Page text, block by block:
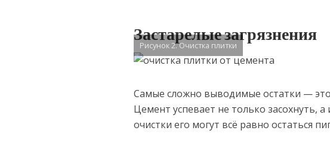
Застарелые загрязнения
Рисунок 2. Очистка плитки
Самые сложно выводимые остатки —
Цемент успевает не только засохнуть,
очистки его могут всё равно остаться